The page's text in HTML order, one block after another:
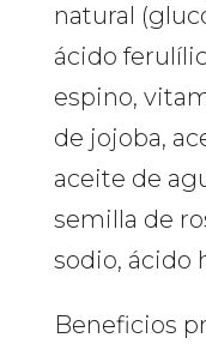
natural
ácido
espino,
de jojoba,
aceite de
semilla de
sodio, ácido
Beneficios